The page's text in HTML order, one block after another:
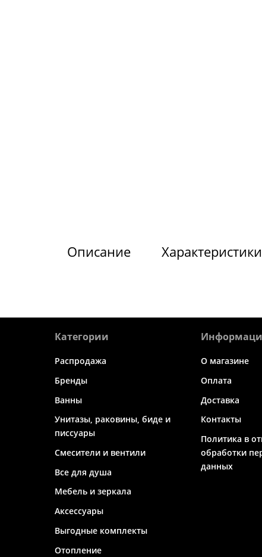
Описание Характеристики
Категории
Распродажа
Бренды
Ванны
Унитазы, раковины, биде и
писсуары
Смесители и вентили
Все для душа
Мебель и зеркала
Аксессуары
Выгодные комплекты
Отопление
О магазине
Оплата
Доставка
Контакты
Политика в
обработки
данных